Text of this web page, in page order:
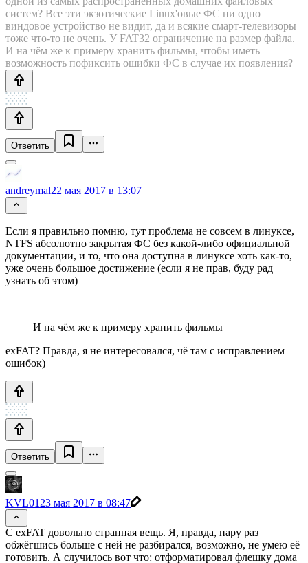
систем? Все эти экзотические Linux'овые ФС ни одно
виндовое устройство не видит, да и всякие смарт-телевизоры
тоже что-то не очень. У FAT32 ограничение на размер файла.
И на чём же к примеру хранить фильмы, чтобы иметь
возможность пофиксить ошибки ФС в случае их появления?
Ответить
andreymal22 мая 2017 в 13:07
Если я правильно помню, тут проблема не совсем в линуксе,
NTFS абсолютно закрытая ФС без какой-либо официальной
документации, и то, что она доступна в линуксе хоть как-то,
уже очень большое достижение (если я не прав, буду рад
узнать об этом)
И на чём же к примеру хранить фильмы
exFAT? Правда, я не интересовался, чё там с исправлением
ошибок)
Ответить
KVL01 23 мая 2017 в 08:47
С exFAT довольно странная вещь. Я, правда, пару раз
обжёгшись больше с ней не разбирался, возможно, не умею её
готовить. А случилось вот что: отформатировал флешку дома